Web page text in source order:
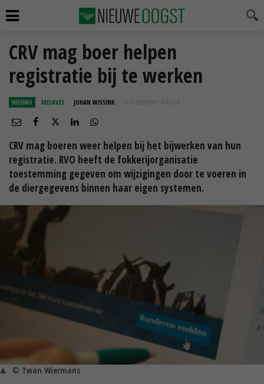
CRV mag boer helpen
registratie bij te werken
NIEUWS MELKVEE JOHAN WISSINK 16 FEB 2018 OM 14:00
CRV mag boeren weer helpen bij het bijwerken van hun
registratie. RVO heeft de fokkerijorganisatie
toestemming gegeven om wijzigingen door te voeren in
de diergegevens binnen haar eigen systemen.
© Twan Wiermans